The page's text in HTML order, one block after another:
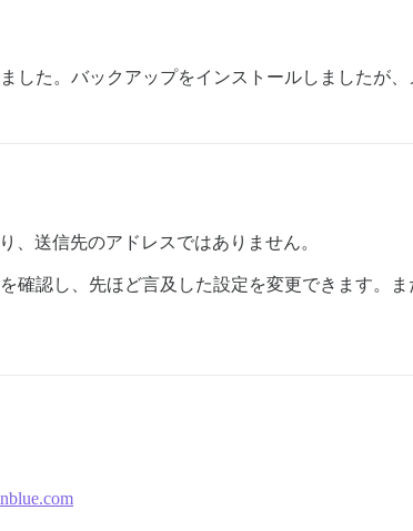
た。バックアップをインストールしましたが、
、送信先のアドレスではありません。
確認し、先ほど言及した設定を変更できます。